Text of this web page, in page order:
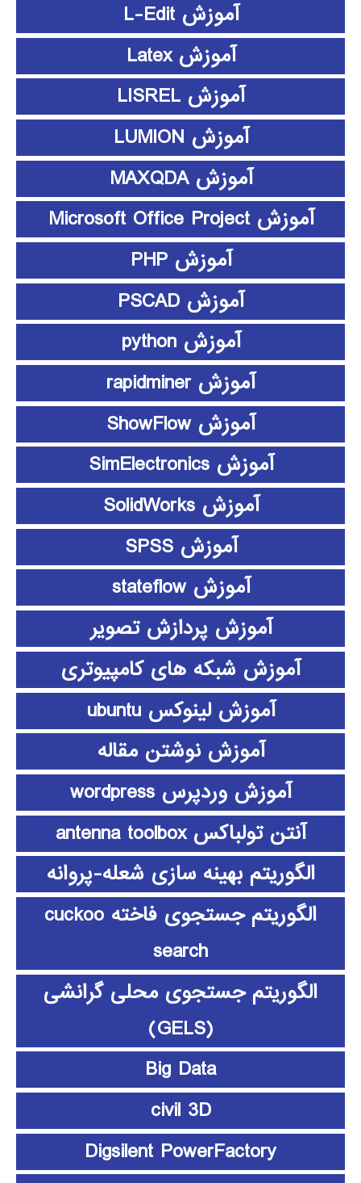
آموزش L-Edit
آموزش Latex
آموزش LISREL
آموزش LUMION
آموزش MAXQDA
آموزش Microsoft Office Project
آموزش PHP
آموزش PSCAD
آموزش python
آموزش rapidminer
آموزش ShowFlow
آموزش SimElectronics
آموزش SolidWorks
آموزش SPSS
آموزش stateflow
آموزش پردازش تصویر
آموزش شبکه های کامپیوتری
آموزش لینوکس ubuntu
آموزش نوشتن مقاله
آموزش وردپرس wordpress
آنتن تولباکس antenna toolbox
الگوریتم بهینه سازی شعله-پروانه
الگوریتم جستجوی فاخته cuckoo
search
الگوریتم جستجوی محلی گرانشی
(GELS)
Big Data
civil 3D
Digsilent PowerFactory